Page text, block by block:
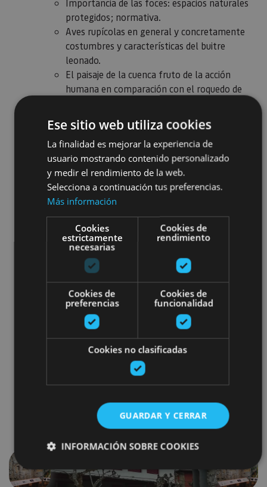
Importancia de las foces: espacios naturales
protegidos; normativa.
Aves rupícolas en general y concretamente
costumbres y características del buitre
leonado.
El paisaje de la cuenca fruto de la acción
humana en comparación con el roquedo de
Toda esta información está apoyada en los
siguientes recursos: maqueta del territorio,
una recreación de una foz, pinturas murales
del territorio, audiovisual.
​Visita al Centro de Interpretación y a la Foz
de Lumbier.La duración aproximada es
de 3,5 horas y el almuerzo está incluido.
La foz, un espacio protegido, Reserva
Natural
Vegetación característica de
mediterránea
Historia del Ferrocarril del Irati
Observación de las aves en el roquedo con
prismáticos y telescopio.
*CONSULTAR FECHAS EN EL CENTRO*
Anterior
Ese sitio web utiliza cookies
La finalidad es mejorar la experiencia de
usuario mostrando contenido personalizado
y medir el rendimiento de la web.
Selecciona a continuación tus preferencias.
Más información
Cookies
estrictamente
necesarias
Cookies de
rendimiento
Cookies de
preferencias
Cookies de
funcionalidad
Cookies no clasificadas
GUARDAR Y CERRAR
INFORMACIÓN SOBRE COOKIES